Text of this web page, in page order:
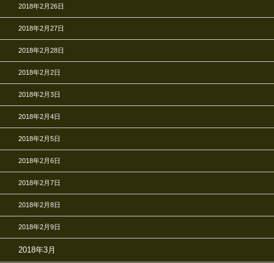
2018年2月26日
2018年2月27日
2018年2月28日
2018年2月2日
2018年2月3日
2018年2月4日
2018年2月5日
2018年2月6日
2018年2月7日
2018年2月8日
2018年2月9日
2018年3月